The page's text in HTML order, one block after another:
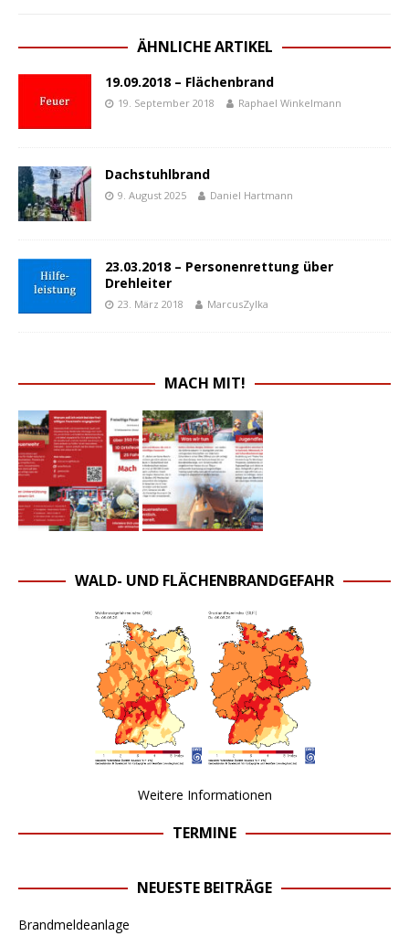
ÄHNLICHE ARTIKEL
19.09.2018 – Flächenbrand
19. September 2018 Raphael Winkelmann
Dachstuhlbrand
9. August 2025 Daniel Hartmann
23.03.2018 – Personenrettung über
Drehleiter
23. März 2018 MarcusZylka
MACH MIT!
WALD- UND FLÄCHENBRANDGEFAHR
Weitere Informationen
TERMINE
NEUESTE BEITRÄGE
Brandmeldeanlage